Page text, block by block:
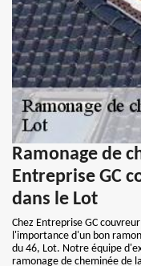
Ramonage de
Entreprise GC
dans le Lot
Chez Entreprise GC
l'importance d'un bon
du 46, Lot. Notre équipe
ramonage de cheminée de